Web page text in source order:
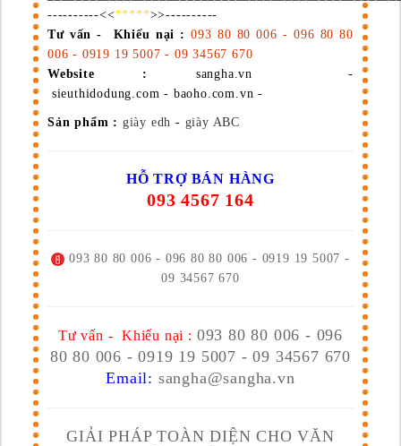
----------<<*****>>----------
Tư vấn - Khiếu nại : 093 80 80 006 - 096 80 80
006 - 0919 19 5007 - 09 34567 670
Website :
sangha.vn -
sieuthidodung.com - baoho.com.vn -
Sản phẩm : giày edh - giày ABC
HỖ TRỢ BÁN HÀNG
093 4567 164
093 80 80 006 - 096 80 80 006 - 0919 19 5007 -
09 34567 670
Tư vấn - Khiếu nại : 093 80 80 006 - 096
80 80 006 - 0919 19 5007 - 09 34567 670
Email: sangha@sangha.vn
GIẢI PHÁP TOÀN DIỆN CHO VĂN